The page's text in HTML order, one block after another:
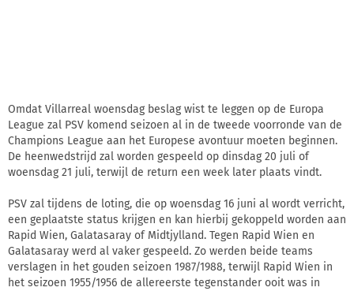
Omdat Villarreal woensdag beslag wist te leggen op de Europa
League zal PSV komend seizoen al in de tweede voorronde van de
Champions League aan het Europese avontuur moeten beginnen.
De heenwedstrijd zal worden gespeeld op dinsdag 20 juli of
woensdag 21 juli, terwijl de return een week later plaats vindt.
PSV zal tijdens de loting, die op woensdag 16 juni al wordt verricht,
een geplaatste status krijgen en kan hierbij gekoppeld worden aan
Rapid Wien, Galatasaray of Midtjylland. Tegen Rapid Wien en
Galatasaray werd al vaker gespeeld. Zo werden beide teams
verslagen in het gouden seizoen 1987/1988, terwijl Rapid Wien in
het seizoen 1955/1956 de allereerste tegenstander ooit was in